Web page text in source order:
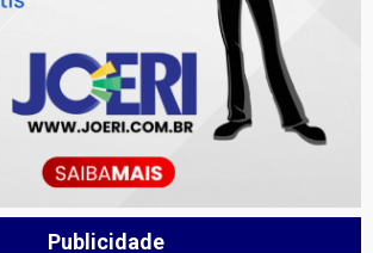
Publicidade